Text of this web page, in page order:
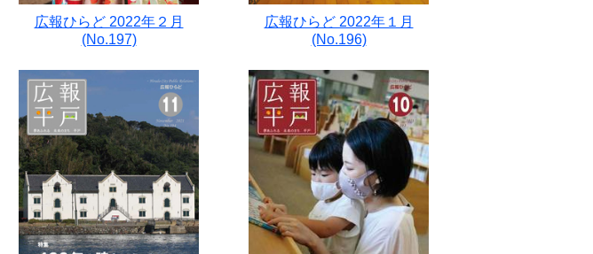
広報ひらど 2022年２月
(No.197)
広報ひらど 2022年１月
(No.196)